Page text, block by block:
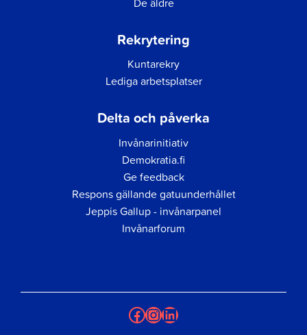
Rekrytering
Kuntarekry
Lediga arbetsplatser
Delta och påverka
Invånarinitiativ
Demokratia.fi
Ge feedback
Respons gällande gatuunderhållet
Jeppis Gallup - invånarpanel
Invånarforum
Facebook
Instagram
LinkedIn